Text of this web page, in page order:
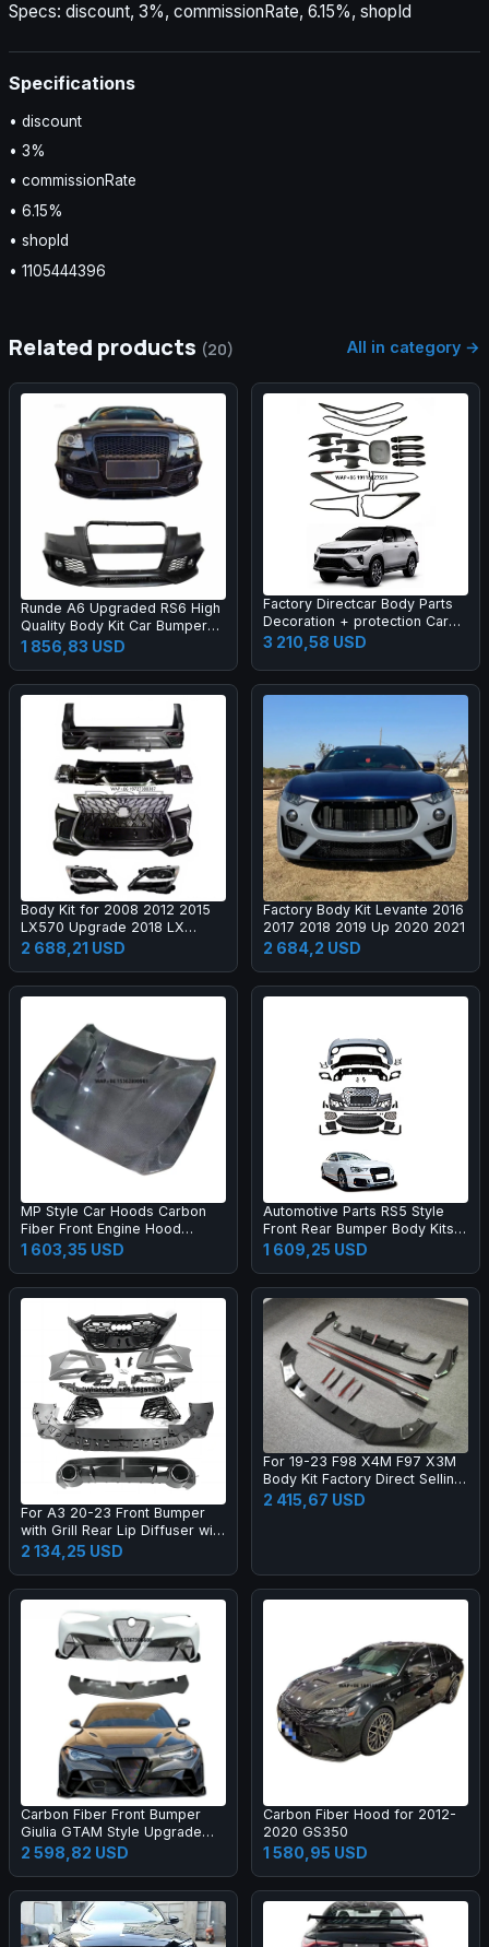
Specs: discount, 3%, commissionRate, 6.15%, shopId
Specifications
• discount
• 3%
• commissionRate
• 6.15%
• shopId
• 1105444396
Related products (20) All in category →
Runde A6 Upgraded RS6 High
Quality Body Kit Car Bumper
Grille Rear Lips Tail Throat Tail
Wing Manufacturer Direct
1 856,83 USD
Factory Directcar Body Parts
Decoration + protection Car
Body Parts Car Accessories
3 210,58 USD
Body Kit for 2008 2012 2015
LX570 Upgrade 2018 LX
Super Sport Grille Bumper Led
Headlamp Fog Lamp Tail Light
2 688,21 USD
Factory Body Kit Levante 2016
2017 2018 2019 Up 2020 2021
2 684,2 USD
MP Style Car Hoods Carbon
Fiber Front Engine Hood
Bonnet for M2C F87 F22
1 603,35 USD
Automotive Parts RS5 Style
Front Rear Bumper Body Kits
for A5 S5 B8.5 2013-2016
Upgrade 2017-2019 Body Kit
1 609,25 USD
For A3 20-23 Front Bumper
with Grill Rear Lip Diffuser with
Muffler Tip Full RS3 Style
Body Kit
2 134,25 USD
For 19-23 F98 X4M F97 X3M
Body Kit Factory Direct Selling
Carbon Fiber AE Style Front
Bumper Edge Rear Diffuser
2 415,67 USD
Carbon Fiber Front Bumper
Giulia GTAM Style Upgrade
Black Color One Year Warranty
2 598,82 USD
Carbon Fiber Hood for 2012-
2020 GS350
1 580,95 USD